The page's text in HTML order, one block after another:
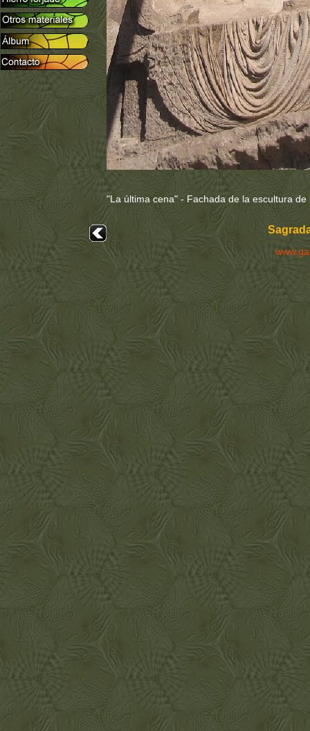
"La última cena" - Fachada de la escultura